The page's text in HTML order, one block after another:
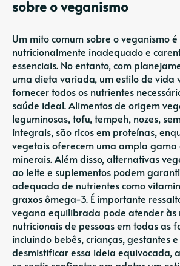
sobre o veganismo
Um mito comum sobre o veganismo
nutricionalmente inadequado e
essenciais. No entanto, com
uma dieta variada, um estilo de vida
fornecer todos os nutrientes
saúde ideal. Alimentos de origem
leguminosas, tofu, tempeh, nozes,
integrais, são ricos em proteínas,
vegetais oferecem uma ampla gama
minerais. Além disso, alternativas
ao leite e suplementos podem
adequada de nutrientes como
graxos ômega-3. É importante
vegana equilibrada pode atender às
nutricionais de pessoas em todas as
incluindo bebês, crianças, gestantes
desmistificar essa ideia equivocada,